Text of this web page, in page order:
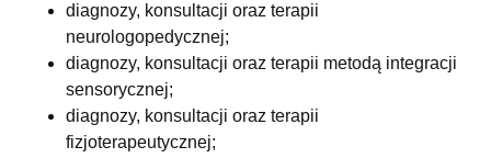
diagnozy, konsultacji oraz terapii
neurologopedycznej;
diagnozy, konsultacji oraz terapii metodą integracji
sensorycznej;
diagnozy, konsultacji oraz terapii
fizjoterapeutycznej;